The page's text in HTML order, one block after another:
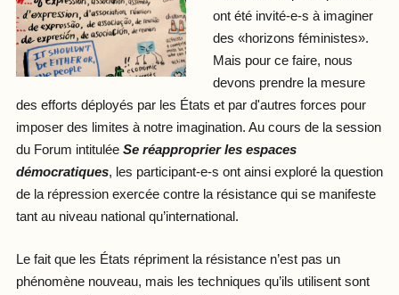
ont été invité-e-s à imaginer
des «horizons féministes».
Mais pour ce faire, nous
devons prendre la mesure
des efforts déployés par les États et par d'autres forces pour
imposer des limites à notre imagination. Au cours de la session
du Forum intitulée Se réapproprier les espaces
démocratiques, les participant-e-s ont ainsi exploré la question
de la répression exercée contre la résistance qui se manifeste
tant au niveau national qu’international.
Le fait que les États répriment la résistance n’est pas un
phénomène nouveau, mais les techniques qu’ils utilisent sont